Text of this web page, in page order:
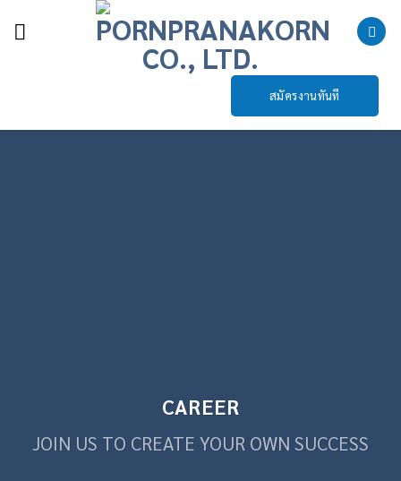
สมัครงานทันที
CAREER
JOIN US TO CREATE YOUR OWN SUCCESS